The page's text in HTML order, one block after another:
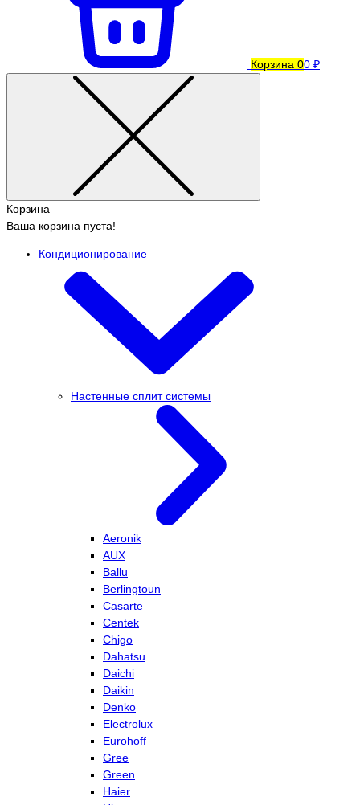
Корзина 00 ₽
Корзина
Ваша корзина пуста!
Кондиционирование
Настенные сплит системы
Aeronik
AUX
Ballu
Berlingtoun
Casarte
Centek
Chigo
Dahatsu
Daichi
Daikin
Denko
Electrolux
Eurohoff
Gree
Green
Haier